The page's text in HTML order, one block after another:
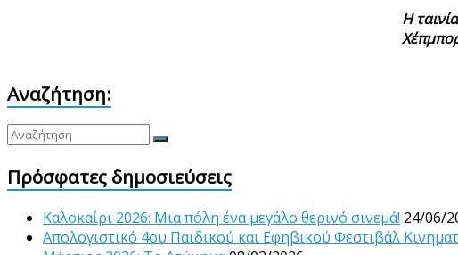
Η
Αναζήτηση:
Πρόσφατες δημοσιεύσεις
Καλοκαίρι 2026: Μια πόλη ένα μεγάλο θερινό σινεμά! 24/06/
Απολογιστικό 4ου Παιδικού και Εφηβικού Φεστιβάλ